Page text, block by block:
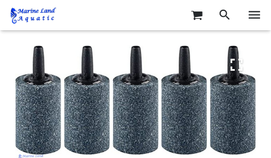
آبزیان آب شور
آبزیان آب شیرین
لوازم و تجهیزات
مقالات آموزشی